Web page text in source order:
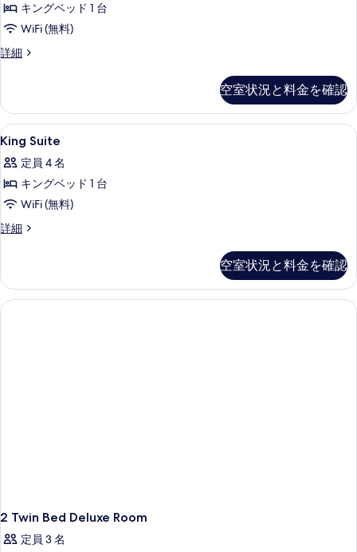
写
真
を
す
る
ベ
ド
台
シ
テ
ィ
ビ
ュ
ー
べ
て
キングベッド 1 台
WiFi (無料)
詳細
ル
ン
グ
ベ
ド
シ
テ
ィ
ー
詳
空室状況と料金を確認
King
Suite
の
す
べ
て
真
を
セーフティボックス (室内)、デスク
1
King Suite
定員 4 名
キングベッド 1 台
WiFi (無料)
詳細
King
細
空室状況と料金を確認
2 Twin Bed Deluxe Room
定員 3 名